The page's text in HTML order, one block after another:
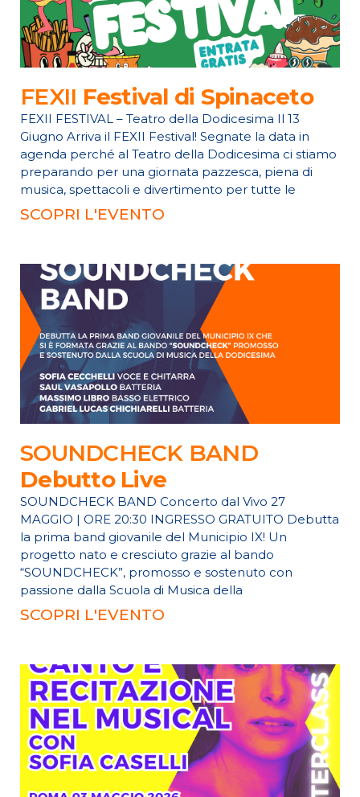
FEXII Festival di Spinaceto
FEXII FESTIVAL – Teatro della Dodicesima Il 13
Giugno Arriva il FEXII Festival! Segnate la data in
agenda perché al Teatro della Dodicesima ci stiamo
preparando per una giornata pazzesca, piena di
musica, spettacoli e divertimento per tutte le
SCOPRI L'EVENTO
SOUNDCHECK BAND
Debutto Live
SOUNDCHECK BAND Concerto dal Vivo 27
MAGGIO | ORE 20:30 INGRESSO GRATUITO Debutta
la prima band giovanile del Municipio IX! Un
progetto nato e cresciuto grazie al bando
“SOUNDCHECK”, promosso e sostenuto con
passione dalla Scuola di Musica della
SCOPRI L'EVENTO